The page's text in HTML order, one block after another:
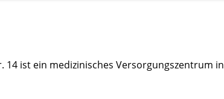
14 ist ein medizinisches Versorgungszentrum in